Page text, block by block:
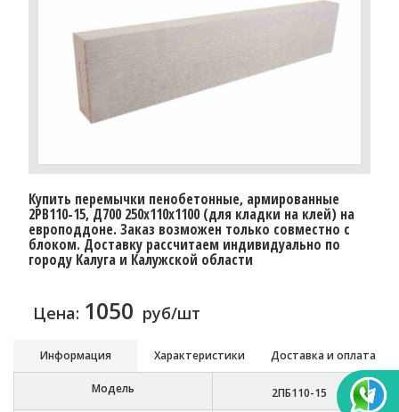
Купить перемычки пенобетонные, армированные
2PB110-15, Д700 250х110х1100 (для кладки на клей) на
европоддоне. Заказ возможен только совместно с
блоком. Доставку расcчитаем индивидуально по
городу Калуга и Калужской области
Цена: 1050 руб/шт
Информация Характеристики Доставка и оплата
Модель 2ПБ110-15